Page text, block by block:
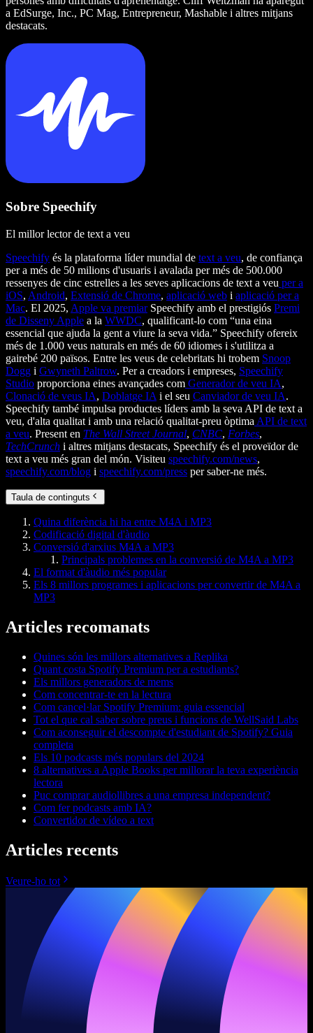
a EdSurge, Inc., PC Mag, Entrepreneur, Mashable i altres mitjans
destacats.
Sobre Speechify
El millor lector de text a veu
Speechify és la plataforma líder mundial de text a veu, de confiança
per a més de 50 milions d'usuaris i avalada per més de 500.000
ressenyes de cinc estrelles a les seves aplicacions de text a veu per a
iOS, Android, Extensió de Chrome, aplicació web i aplicació per a
Mac. El 2025, Apple va premiarSpeechify amb el prestigiós Premi
de Disseny Apple a la WWDC, qualificant-lo com “una eina
essencial que ajuda la gent a viure la seva vida.” Speechify ofereix
més de 1.000 veus naturals en més de 60 idiomes i s'utilitza a
gairebé 200 països. Entre les veus de celebritats hi trobem Snoop
Dogg i Gwyneth Paltrow. Per a creadors i empreses, Speechify
Studio proporciona eines avançades com Generador de veu IA,
Clonació de veus IA, Doblatge IA i el seu Canviador de veu IA.
Speechify també impulsa productes líders amb la seva API de text a
veu, d'alta qualitat i amb una relació qualitat-preu òptima API de text
a veu. Present en The Wall Street Journal, CNBC, Forbes,
TechCrunch i altres mitjans destacats, Speechify és el proveïdor de
text a veu més gran del món. Visiteu speechify.com/news,
speechify.com/blog i speechify.com/press per saber-ne més.
Taula de continguts
Quina diferència hi ha entre M4A i MP3
Codificació digital d'àudio
Conversió d'arxius M4A a MP3
Principals problemes en la conversió de M4A a MP3
El format d'àudio més popular
Els 8 millors programes i aplicacions per convertir de M4A a
MP3
Articles recomanats
Quines són les millors alternatives a Replika
Quant costa Spotify Premium per a estudiants?
Els millors generadors de mems
Com concentrar-te en la lectura
Com cancel·lar Spotify Premium: guia essencial
Tot el que cal saber sobre preus i funcions de WellSaid Labs
Com aconseguir el descompte d'estudiant de Spotify? Guia
completa
Els 10 podcasts més populars del 2024
8 alternatives a Apple Books per millorar la teva experiència
lectora
Puc comprar audiollibres a una empresa independent?
Com fer podcasts amb IA?
Convertidor de vídeo a text
Articles recents
Veure-ho tot